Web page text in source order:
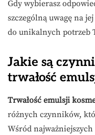
Gdy wybierasz
szczególną uwagę na
do unikalnych potrzeb
Jakie są
trwałość
Trwałość emulsji
różnych czynników,
Wśród